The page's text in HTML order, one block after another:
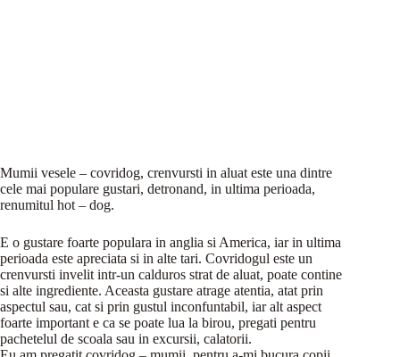
Mumii vesele – covridog, crenvursti in aluat este una dintre
cele mai populare gustari, detronand, in ultima perioada,
renumitul hot – dog.
E o gustare foarte populara in anglia si America, iar in ultima
perioada este apreciata si in alte tari. Covridogul este un
crenvursti invelit intr-un calduros strat de aluat, poate contine
si alte ingrediente. Aceasta gustare atrage atentia, atat prin
aspectul sau, cat si prin gustul inconfuntabil, iar alt aspect
foarte important e ca se poate lua la birou, pregati pentru
pachetelul de scoala sau in excursii, calatorii.